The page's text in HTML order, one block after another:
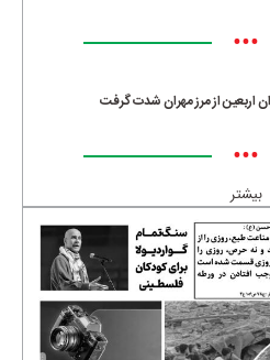
•••
اربعین از مرز مهران شدت گرفت
•••
بیشتر